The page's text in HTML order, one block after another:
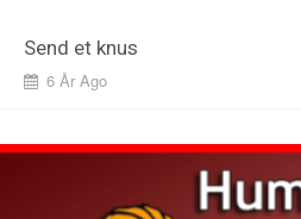
Send et knus
6 År Ago